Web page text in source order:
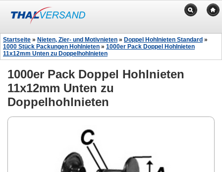
Startseite » Nieten, Zier- und Motivnieten » Doppel Hohlnieten Standard »
1000 Stück Packungen Hohlnieten » 1000er Pack Doppel Hohlnieten
11x12mm Unten zu Doppelhohlnieten
1000er Pack Doppel Hohlnieten
11x12mm Unten zu
Doppelhohlnieten